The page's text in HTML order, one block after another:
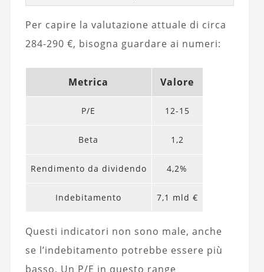
Per capire la valutazione attuale di circa
284-290 €, bisogna guardare ai numeri:
Metrica Valore
P/E 12-15
Beta 1,2
Rendimento da dividendo 4,2%
Indebitamento 7,1 mld €
Questi indicatori non sono male, anche
se l’indebitamento potrebbe essere più
basso. Un P/E in questo range